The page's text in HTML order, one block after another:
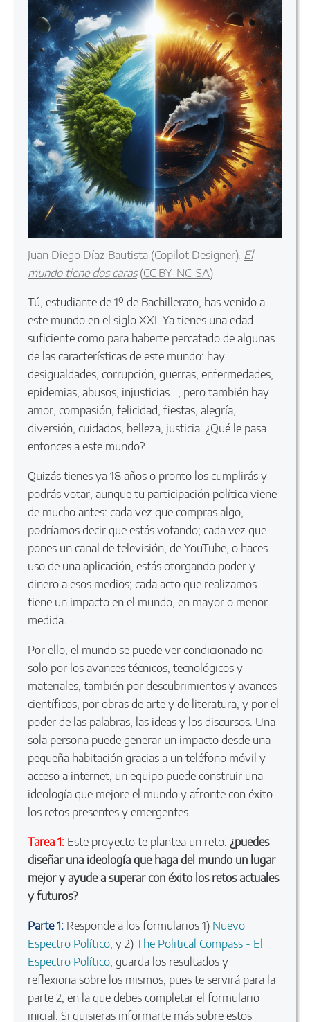
Juan Diego Díaz Bautista (Copilot Designer). El
mundo tiene dos caras (CC BY-NC-SA)
Tú, estudiante de 1º de Bachillerato, has venido a
este mundo en el siglo XXI. Ya tienes una edad
suficiente como para haberte percatado de algunas
de las características de este mundo: hay
desigualdades, corrupción, guerras, enfermedades,
epidemias, abusos, injusticias..., pero también hay
amor, compasión, felicidad, fiestas, alegría,
diversión, cuidados, belleza, justicia. ¿Qué le pasa
entonces a este mundo?
Quizás tienes ya 18 años o pronto los cumplirás y
podrás votar, aunque tu participación política viene
de mucho antes: cada vez que compras algo,
podríamos decir que estás votando; cada vez que
pones un canal de televisión, de YouTube, o haces
uso de una aplicación, estás otorgando poder y
dinero a esos medios; cada acto que realizamos
tiene un impacto en el mundo, en mayor o menor
medida.
Por ello, el mundo se puede ver condicionado no
solo por los avances técnicos, tecnológicos y
materiales, también por descubrimientos y avances
científicos, por obras de arte y de literatura, y por el
poder de las palabras, las ideas y los discursos. Una
sola persona puede generar un impacto desde una
pequeña habitación gracias a un teléfono móvil y
acceso a internet, un equipo puede construir una
ideología que mejore el mundo y afronte con éxito
los retos presentes y emergentes.
Tarea 1: Este proyecto te plantea un reto: ¿puedes
diseñar una ideología que haga del mundo un lugar
mejor y ayude a superar con éxito los retos actuales
y futuros?
Parte 1: Responde a los formularios 1) Nuevo
Espectro Político , y 2)The Political Compass - El
Espectro Político , guarda los resultados y
reflexiona sobre los mismos, pues te servirá para la
parte 2, en la que debes completar el formulario
inicial. Si quisieras informarte más sobre estos